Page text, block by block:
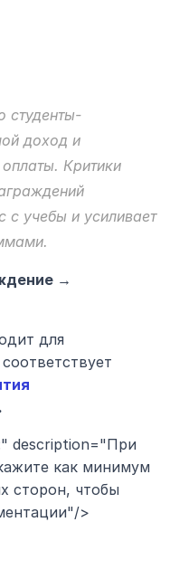
студенты-
доход и
Критики
учебы и усиливает
→
для
.
description="При
как минимум
сторон, чтобы
>